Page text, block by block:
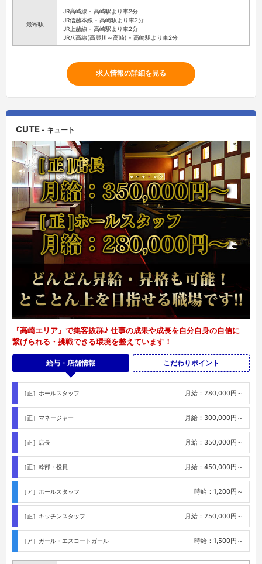
最寄駅
JR高崎線 - 高崎駅より車2分
JR信越本線 - 高崎駅より車2分
JR上越線 - 高崎駅より車2分
JR八高線(高麗川～高崎) - 高崎駅より車2分
求人情報の詳細を見る
CUTE - キュート
『高崎エリア』で集客抜群♪ 仕事の成果や成長を自分自身の自信に
繋げられる・挑戦できる環境を整えています！
給与・店舗情報 こだわりポイント
［正］ホールスタッフ 月給：280,000円～
［正］マネージャー 月給：300,000円～
［正］店長 月給：350,000円～
［正］幹部・役員 月給：450,000円～
［ア］ホールスタッフ 時給：1,200円～
［正］キッチンスタッフ 月給：250,000円～
［ア］ガール・エスコートガール 時給：1,500円～